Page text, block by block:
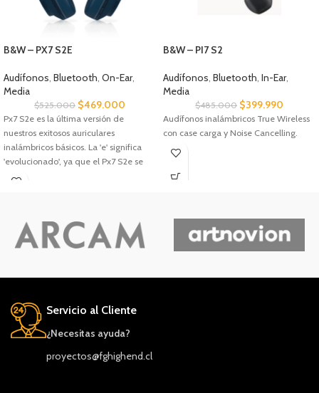
B&W – PX7 S2E
Audífonos, Bluetooth, On-Ear,
Media
$525.000 $469.000
Px7 S2e es la última versión de
nuestros exitosos auriculares
inalámbricos básicos. La 'e' significa
'evolucionado', ya que el Px7 S2e se
inspira y aprende de nuestros
sonido de su clase.
B&W – PI7 S2
Audífonos, Bluetooth, In-Ear,
Media
$485.000 $399.990
Audífonos inalámbricos True Wireless
con case carga y Noise Cancelling.
Servicio al Cliente
¿Necesitas ayuda?
proyectos@fghighend.cl